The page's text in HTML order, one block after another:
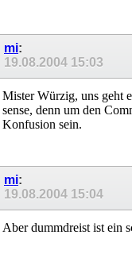
mi:
19.08.2004 15:03
Mister Würzig, uns geht
sense, denn um den
Konfusion sein.
mi:
19.08.2004 15:04
Aber dummdreist ist ein